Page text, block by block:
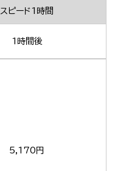
スピード1時間
1時間後
5,170円